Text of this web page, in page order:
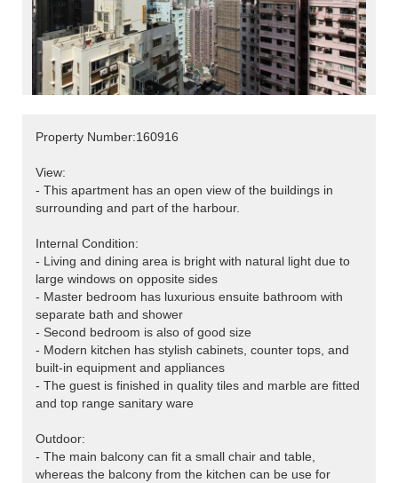
Property Number:160916
View:
- This apartment has an open view of the buildings in
surrounding and part of the harbour.
Internal Condition:
- Living and dining area is bright with natural light due to
large windows on opposite sides
- Master bedroom has luxurious ensuite bathroom with
separate bath and shower
- Second bedroom is also of good size
- Modern kitchen has stylish cabinets, counter tops, and
built-in equipment and appliances
- The guest is finished in quality tiles and marble are fitted
and top range sanitary ware
Outdoor:
- The main balcony can fit a small chair and table,
whereas the balcony from the kitchen can be use for